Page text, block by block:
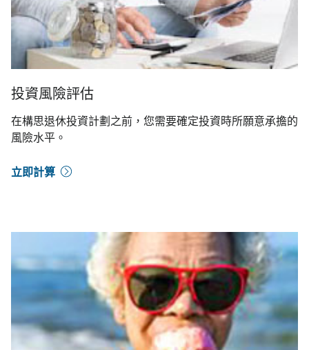
投資風險評估
在構思退休投資計劃之前，您需要確定投資時所願意承擔的
風險水平。
立即計算